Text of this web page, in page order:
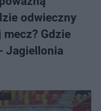
odwieczny
Gdzie
Jagiellonia